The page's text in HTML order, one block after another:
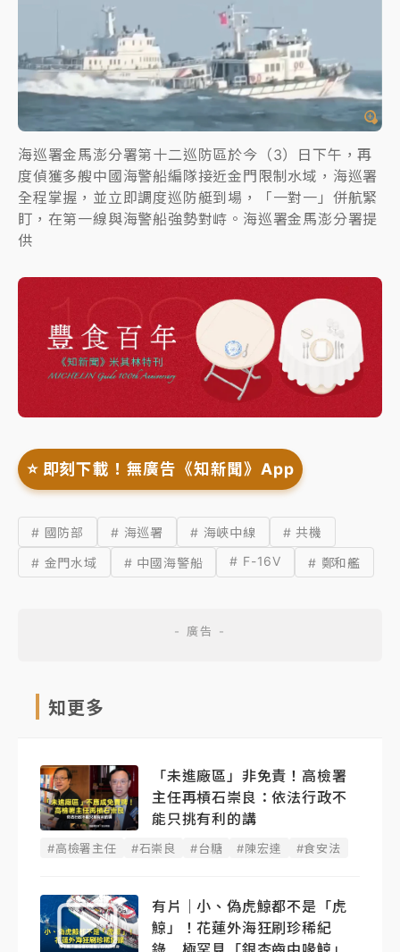
海巡署金馬澎分署第十二巡防區於今（3）日下午，再
度偵獲多艘中國海警船編隊接近金門限制水域，海巡署
全程掌握，並立即調度巡防艇到場，「一對一」併航緊
盯，在第一線與海警船強勢對峙。海巡署金馬澎分署提
供
⭐️ 即刻下載！無廣告《知新聞》App
# 國防部 # 海巡署 # 海峽中線
# 共機
# 金門水域
# 中國海警船 # F-16V # 鄭和艦
知更多
「未進廠區」非免責！高檢署
主任再槓石崇良：依法行政不
能只挑有利的講
#高檢署主任 #石崇良 #台糖 #陳宏達 #食安法
有片｜小、偽虎鯨都不是「虎
鯨」！花蓮外海狂刷珍稀紀